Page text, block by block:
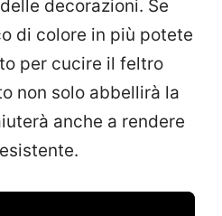
decorazioni. Se
di colore in più potete
per cucire il feltro
non solo abbellirà la
anche a rendere